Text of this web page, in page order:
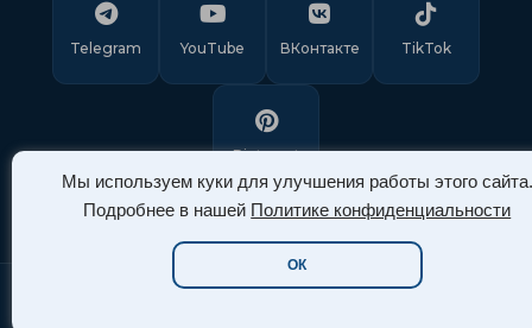
Мы используем куки для улучшения работы этого сайта.
Подробнее в нашей Политике конфиденциальности
ОК
Telegram YouTube ВКонтакте TikTok
Pinterest